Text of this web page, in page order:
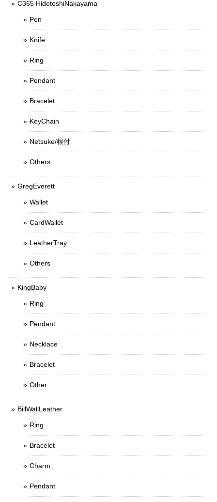
C365 HidetoshiNakayama
Pen
Knife
Ring
Pendant
Bracelet
KeyChain
Netsuke/根付
Others
GregEverett
Wallet
CardWallet
LeatherTray
Others
KingBaby
Ring
Pendant
Necklace
Bracelet
Other
BillWallLeather
Ring
Bracelet
Charm
Pendant